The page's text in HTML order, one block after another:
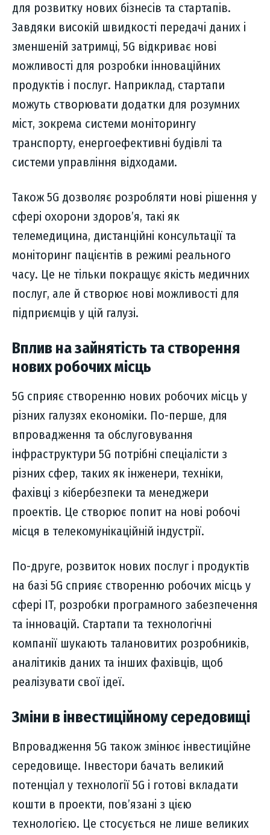
для розвитку нових бізнесів та стартапів.
Завдяки високій швидкості передачі даних і
зменшеній затримці, 5G відкриває нові
можливості для розробки інноваційних
продуктів і послуг. Наприклад, стартапи
можуть створювати додатки для розумних
міст, зокрема системи моніторингу
транспорту, енергоефективні будівлі та
системи управління відходами.
Також 5G дозволяє розробляти нові рішення у
сфері охорони здоров’я, такі як
телемедицина, дистанційні консультації та
моніторинг пацієнтів в режимі реального
часу. Це не тільки покращує якість медичних
послуг, але й створює нові можливості для
підприємців у цій галузі.
Вплив на зайнятість та створення
нових робочих місць
5G сприяє створенню нових робочих місць у
різних галузях економіки. По-перше, для
впровадження та обслуговування
інфраструктури 5G потрібні спеціалісти з
різних сфер, таких як інженери, техніки,
фахівці з кібербезпеки та менеджери
проектів. Це створює попит на нові робочі
місця в телекомунікаційній індустрії.
По-друге, розвиток нових послуг і продуктів
на базі 5G сприяє створенню робочих місць у
сфері IT, розробки програмного забезпечення
та інновацій. Стартапи та технологічні
компанії шукають талановитих розробників,
аналітиків даних та інших фахівців, щоб
реалізувати свої ідеї.
Зміни в інвестиційному середовищі
Впровадження 5G також змінює інвестиційне
середовище. Інвестори бачать великий
потенціал у технології 5G і готові вкладати
кошти в проекти, пов’язані з цією
технологією. Це стосується не лише великих